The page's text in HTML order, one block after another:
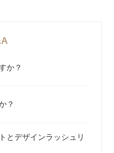
か？
？
とデザインラッシュリ